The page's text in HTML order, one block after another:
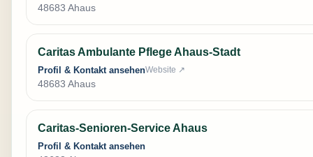
48683 Ahaus
Caritas Ambulante Pflege Ahaus-Stadt
Profil & Kontakt ansehenWebsite ↗
48683 Ahaus
Caritas-Senioren-Service Ahaus
Profil & Kontakt ansehen